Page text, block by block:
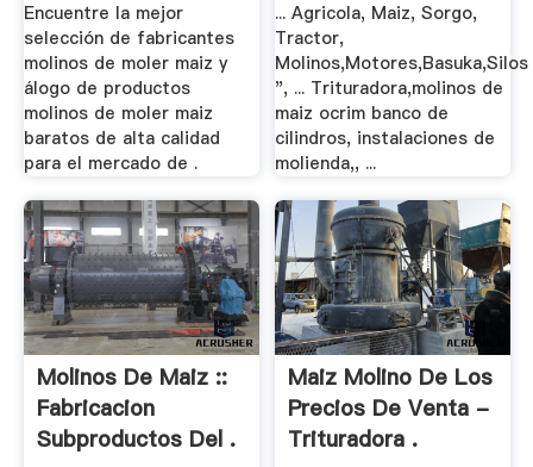
Encuentre la mejor
selección de fabricantes
molinos de moler maiz y
álogo de productos
molinos de moler maiz
baratos de alta calidad
para el mercado de .
... Agricola, Maiz, Sorgo,
Tractor,
Molinos,Motores,Basuka,Silos
", ... Trituradora,molinos de
maiz ocrim banco de
cilindros, instalaciones de
molienda,, ...
Molinos De Maiz ::
Fabricacion
Subproductos Del .
Maiz Molino De Los
Precios De Venta -
Trituradora .